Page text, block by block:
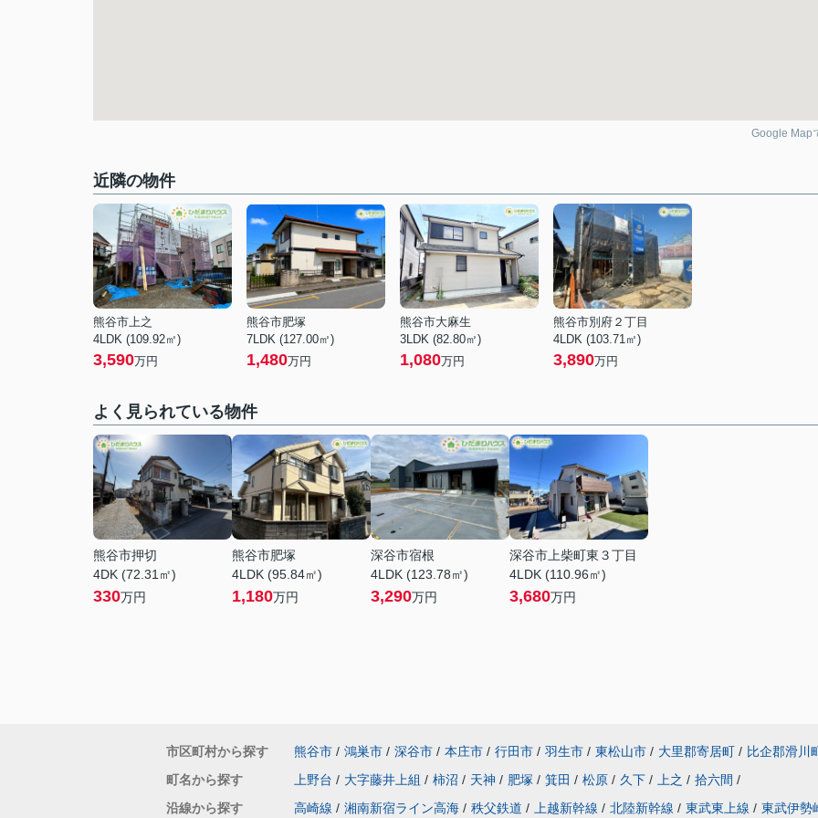
Google Map
近隣の物件
熊谷市上之
4LDK (109.92㎡)
3,590万円
熊谷市肥塚
7LDK (127.00㎡)
1,480万円
熊谷市大麻生
3LDK (82.80㎡)
1,080万円
熊谷市別府２丁目
4LDK (103.71㎡)
3,890万円
よく見られている物件
熊谷市押切
4DK (72.31㎡)
330万円
熊谷市肥塚
4LDK (95.84㎡)
1,180万円
深谷市宿根
4LDK (123.78㎡)
3,290万円
深谷市上柴町東３丁目
4LDK (110.96㎡)
3,680万円
市区町村から探す 熊谷市 / 鴻巣市 / 深谷市 / 本庄市 / 行田市 / 羽生市 / 東松山市 / 大里郡寄居町 / 比企郡滑川
町名から探す
上野台 / 大字藤井上組 / 柿沼 / 天神 / 肥塚 / 箕田 / 松原 / 久下 / 上之 / 拾六間 /
沿線から探す
高崎線 / 湘南新宿ライン高海 / 秩父鉄道 / 上越新幹線 / 北陸新幹線 / 東武東上線 / 東武伊勢